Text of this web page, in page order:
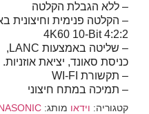
– ללא הגבלת הקלטה
– הקלטה פנימית וחיצונית
4K60 10-Bit 4:2:2
– שליטה באמצעות LANC
,
כניסת סאונד, יציאת אוזניות.
– תקשורת WI-FI
– תמיכה במתח חיצוני
קטגוריה: וידאו מותג: